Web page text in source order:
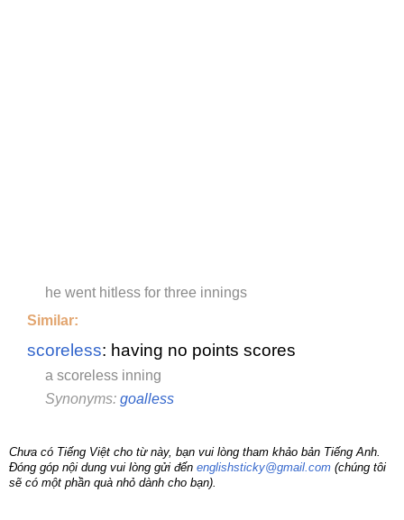
he went hitless for three innings
Similar:
scoreless: having no points scores
a scoreless inning
Synonyms: goalless
Chưa có Tiếng Việt cho từ này, bạn vui lòng tham khảo bản Tiếng Anh.
Đóng góp nội dung vui lòng gửi đến englishsticky@gmail.com (chúng tôi
sẽ có một phần quà nhỏ dành cho bạn).